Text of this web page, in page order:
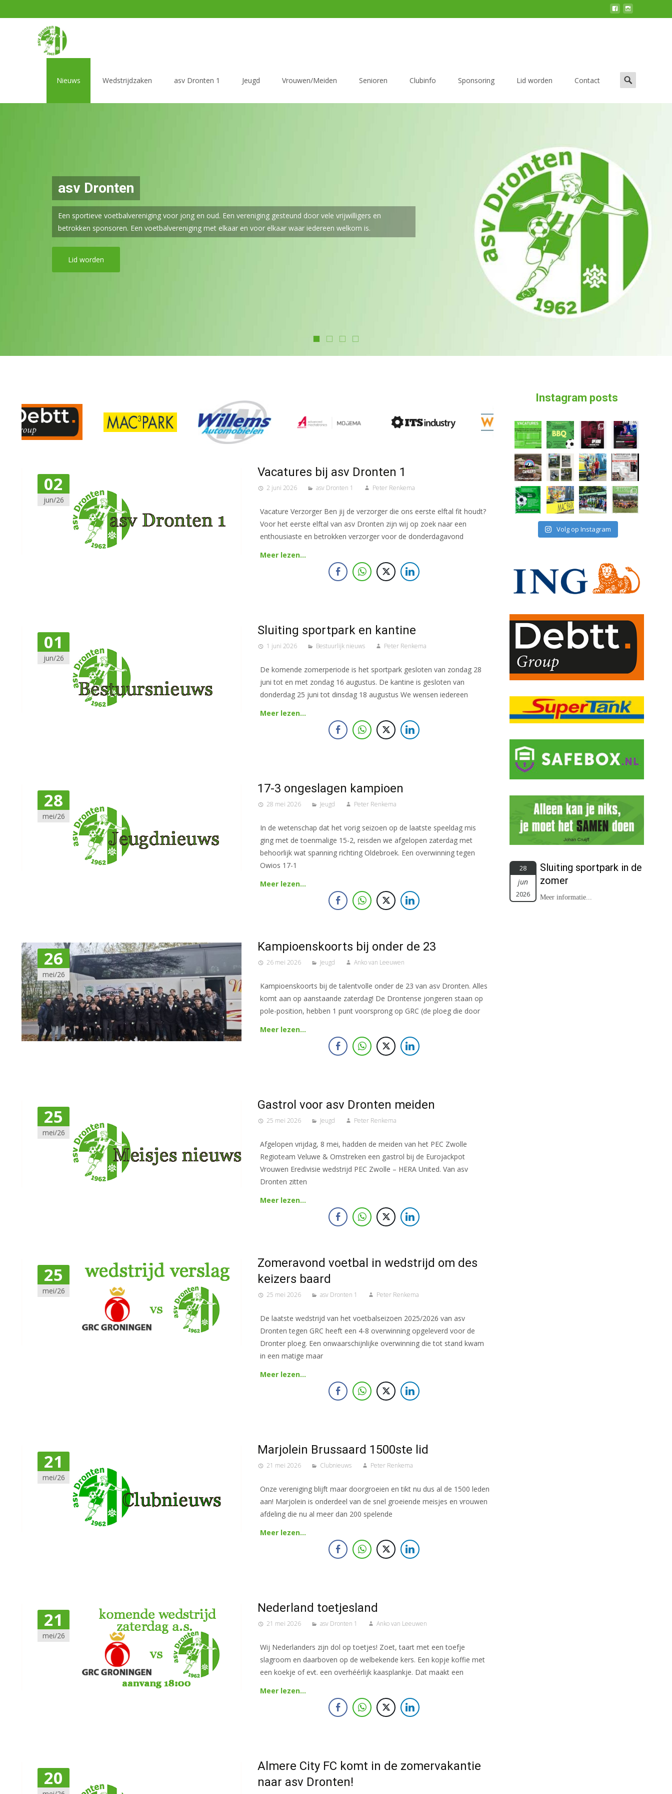
Nieuws
Wedstrijdzaken asv Dronten 1 Jeugd Vrouwen/Meiden Senioren Clubinfo Sponsoring Lid worden Contact
Zoek
naar:
asv Dronten 1 seizoen 2025 – 2026
02
jun/26
Vacatures bij asv Dronten 1
2 juni 2026 asv Dronten 1 Peter Renkema
Vacature Verzorger Ben jij de verzorger die ons eerste elftal fit houdt?
Voor het eerste elftal van asv Dronten zijn wij op zoek naar een
enthousiaste en betrokken verzorger voor de donderdagavond
Meer lezen…
01
jun/26
Sluiting sportpark en kantine
1 juni 2026 Bestuurlijk nieuws Peter Renkema
De komende zomerperiode is het sportpark gesloten van zondag 28
juni tot en met zondag 16 augustus. De kantine is gesloten van
donderdag 25 juni tot dinsdag 18 augustus We wensen iedereen
Meer lezen…
28
mei/26
17-3 ongeslagen kampioen
28 mei 2026 Jeugd Peter Renkema
In de wetenschap dat het vorig seizoen op de laatste speeldag mis
ging met de toenmalige 15-2, reisden we afgelopen zaterdag met
behoorlijk wat spanning richting Oldebroek. Een overwinning tegen
Owios 17-1
Meer lezen…
26
mei/26
Kampioenskoorts bij onder de 23
26 mei 2026 Jeugd Anko van Leeuwen
Kampioenskoorts bij de talentvolle onder de 23 van asv Dronten. Alles
komt aan op aanstaande zaterdag! De Drontense jongeren staan op
pole-position, hebben 1 punt voorsprong op GRC (de ploeg die door
Meer lezen…
25
mei/26
Gastrol voor asv Dronten meiden
25 mei 2026 Jeugd Peter Renkema
Afgelopen vrijdag, 8 mei, hadden de meiden van het PEC Zwolle
Regioteam Veluwe & Omstreken een gastrol bij de Eurojackpot
Vrouwen Eredivisie wedstrijd PEC Zwolle – HERA United. Van asv
Dronten zitten
Meer lezen…
25
mei/26
Zomeravond voetbal in wedstrijd om des
keizers baard
25 mei 2026 asv Dronten 1 Peter Renkema
De laatste wedstrijd van het voetbalseizoen 2025/2026 van asv
Dronten tegen GRC heeft een 4-8 overwinning opgeleverd voor de
Dronter ploeg. Een onwaarschijnlijke overwinning die tot stand kwam
in een matige maar
Meer lezen…
21
mei/26
Marjolein Brussaard 1500ste lid
21 mei 2026 Clubnieuws Peter Renkema
Onze vereniging blijft maar doorgroeien en tikt nu dus al de 1500 leden
aan! Marjolein is onderdeel van de snel groeiende meisjes en vrouwen
afdeling die nu al meer dan 200 spelende
Meer lezen…
21
mei/26
Nederland toetjesland
21 mei 2026 asv Dronten 1 Anko van Leeuwen
Wij Nederlanders zijn dol op toetjes! Zoet, taart met een toefje
slagroom en daarboven op de welbekende kers. Een kopje koffie met
een koekje of evt. een overhéérlijk kaasplankje. Dat maakt een
Meer lezen…
20
Almere City FC komt in de zomervakantie
naar asv Dronten!
Instagram posts
Volg op Instagram
28
jun
2026
Sluiting sportpark in de
zomer
Meer informatie...